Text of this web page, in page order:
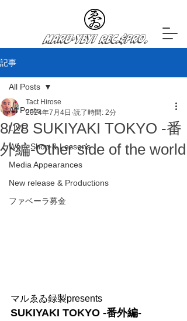
Maru-YeYi Rec.&Pro.
記事
All Posts
LIVE
Work Shop & Lessons
Media Appearances
New release & Productions
ファベーラ募金
All Posts
8/28 SUKIYAKI TOKYO -番
外編-Other side of the world
Tact Hirose
2024年7月4日 読了時間: 2分
マルゑゐ録製presents
SUKIYAKI TOKYO -番外編-